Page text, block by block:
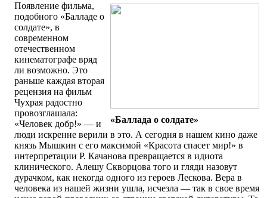
«Баллада о солдате»
Появление фильма,
подобного «Балладе о
солдате», в
современном
отечественном
кинематографе вряд
ли возможно. Это
раньше каждая вторая
рецензия на фильм
Чухрая радостно
провозглашала:
«Человек добр!» — и
люди искренне верили в это. А сегодня в нашем кино даже
князь Мышкин с его максимой «Красота спасет мир!» в
интерпретации Р. Качанова превращается в идиота
клинического. Алешу Скворцова того и гляди назовут
дурачком, как некогда одного из героев Лескова. Вера в
человека из нашей жизни ушла, исчезла — так в свое время